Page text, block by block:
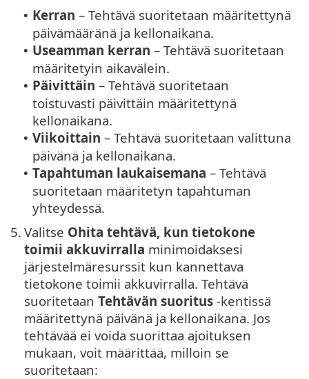
• Kerran – Tehtävä suoritetaan määritettynä
päivämääränä ja kellonaikana.
• Useamman kerran – Tehtävä suoritetaan
määritetyin aikavälein.
• Päivittäin – Tehtävä suoritetaan
toistuvasti päivittäin määritettynä
kellonaikana.
• Viikoittain – Tehtävä suoritetaan valittuna
päivänä ja kellonaikana.
• Tapahtuman laukaisemana – Tehtävä
suoritetaan määritetyn tapahtuman
yhteydessä.
5. Valitse Ohita tehtävä, kun tietokone
toimii akkuvirralla minimoidaksesi
järjestelmäresurssit kun kannettava
tietokone toimii akkuvirralla. Tehtävä
suoritetaan Tehtävän suoritus -kentissä
määritettynä päivänä ja kellonaikana. Jos
tehtävää ei voida suorittaa ajoituksen
mukaan, voit määrittää, milloin se
suoritetaan: